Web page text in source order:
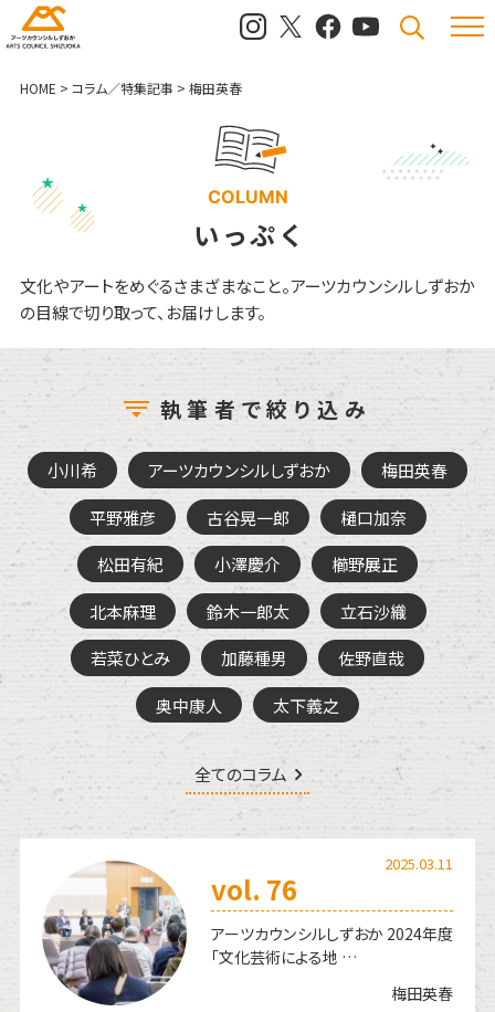
メニュ
検索
HOME > コラム／特集記事 > 梅田英春
COLUMN
いっぷく
文化やアートをめぐるさまざまなこと。アーツカウンシルしずおか
の目線で切り取って、お届けします。
執筆者で絞り込み
小川希 アーツカウンシルしずおか 梅田英春
平野雅彦 古谷晃一郎 樋口加奈
松田有紀 小澤慶介 櫛野展正
北本麻理 鈴木一郎太 立石沙織
若菜ひとみ 加藤種男 佐野直哉
奥中康人 太下義之
全てのコラム
2025.03.11
vol. 76
アーツカウンシルしずおか 2024年度
「文化芸術による地 …
梅田英春